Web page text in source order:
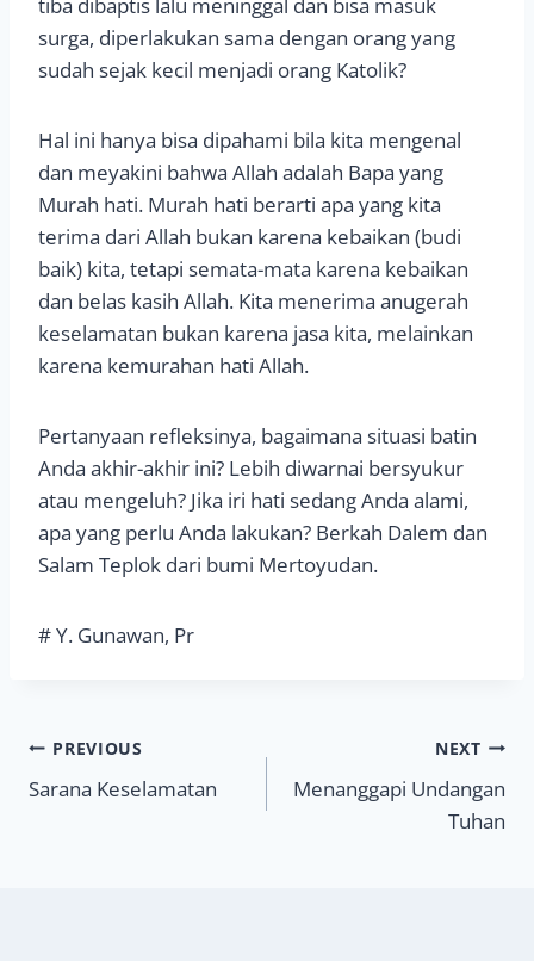
tiba dibaptis lalu meninggal dan bisa masuk
surga, diperlakukan sama dengan orang yang
sudah sejak kecil menjadi orang Katolik?
Hal ini hanya bisa dipahami bila kita mengenal
dan meyakini bahwa Allah adalah Bapa yang
Murah hati. Murah hati berarti apa yang kita
terima dari Allah bukan karena kebaikan (budi
baik) kita, tetapi semata-mata karena kebaikan
dan belas kasih Allah. Kita menerima anugerah
keselamatan bukan karena jasa kita, melainkan
karena kemurahan hati Allah.
Pertanyaan refleksinya, bagaimana situasi batin
Anda akhir-akhir ini? Lebih diwarnai bersyukur
atau mengeluh? Jika iri hati sedang Anda alami,
apa yang perlu Anda lakukan? Berkah Dalem dan
Salam Teplok dari bumi Mertoyudan.
# Y. Gunawan, Pr
Navigasi
pos
PREVIOUS
Sarana Keselamatan
NEXT
Menanggapi Undangan
Tuhan